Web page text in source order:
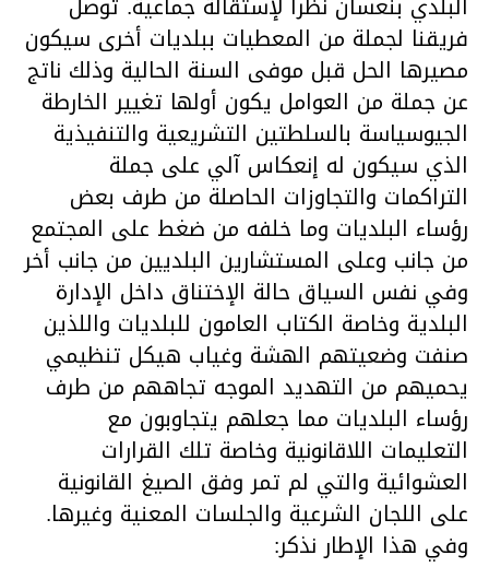
فريقنا لجملة من المعطيات ببلديات أخرى سيكون
مصيرها الحل قبل موفى السنة الحالية وذلك ناتج
عن جملة من العوامل يكون أولها تغيير الخارطة
الجيوسياسة بالسلطتين التشريعية والتنفيذية
الذي سيكون له إنعكاس آلي على جملة
التراكمات والتجاوزات الحاصلة من طرف بعض
رؤساء البلديات وما خلفه من ضغط على المجتمع
من جانب وعلى المستشارين البلديين من جانب أخر
وفي نفس السياق حالة الإختناق داخل الإدارة
البلدية وخاصة الكتاب العامون للبلديات واللذين
صنفت وضعيتهم الهشة وغياب هيكل تنظيمي
يحميهم من التهديد الموجه تجاههم من طرف
رؤساء البلديات مما جعلهم يتجاوبون مع
التعليمات اللاقانونية وخاصة تلك القرارات
العشوائية والتي لم تمر وفق الصيغ القانونية
على اللجان الشرعية والجلسات المعنية وغيرها.
وفي هذا الإطار نذكر: